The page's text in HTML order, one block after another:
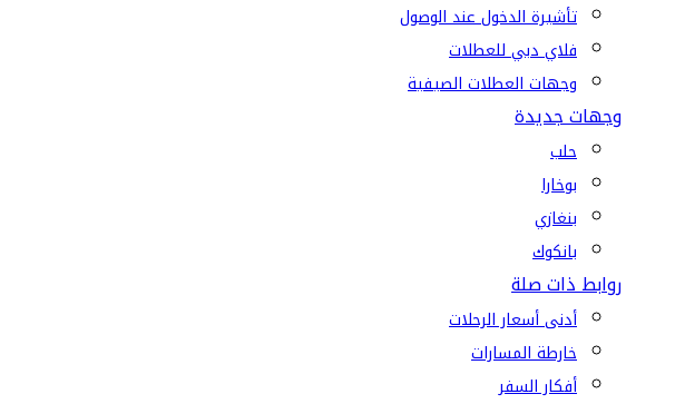
تأشيرة الدخول عند الوصول
فلاي دبي للعطلات
وجهات العطلات الصيفية
وجهات جديدة
حلب
بوخارا
بنغازي
بانكوك
روابط ذات صلة
أدنى أسعار الرحلات
خارطة المسارات
أفكار السفر